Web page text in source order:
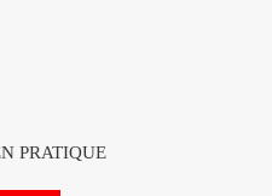
PRATIQUE